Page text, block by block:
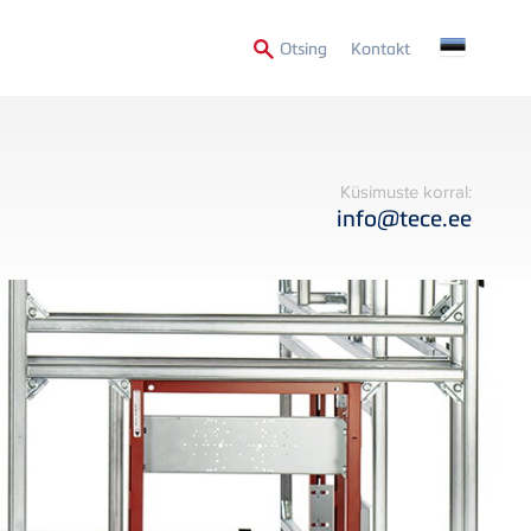
Otsing Secondary
Kontakt
Küsimuste korral:
info@tece.ee